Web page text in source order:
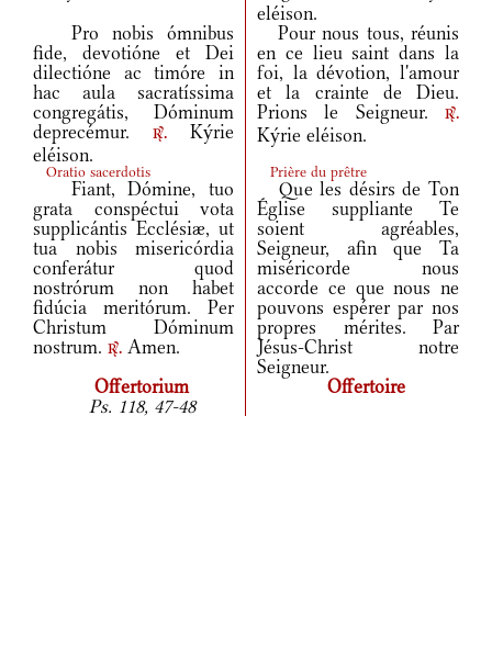
eléison.
Pro nobis ómnibus
fide, devotióne et Dei
dilectióne ac timóre in
hac aula sacratíssima
congregátis, Dóminum
deprecémur.
r.
Kýrie
eléison.
Pour nous tous, réunis
en ce lieu saint dans la
foi, la dévotion, l'amour
et la crainte de Dieu.
Prions le Seigneur.
r.
Kýrie eléison.
Oratio sacerdotis Prière du prêtre
Fiant, Dómine, tuo
grata conspéctui vota
supplicántis Ecclésiæ, ut
tua nobis misericórdia
conferátur quod
nostrórum non habet
fidúcia meritórum. Per
Christum Dóminum
nostrum. r. Amen.
Que les désirs de Ton
Église suppliante Te
soient agréables,
Seigneur, afin que Ta
miséricorde nous
accorde ce que nous ne
pouvons espérer par nos
propres mérites. Par
Jésus-Christ notre
Seigneur.
Offertorium
Offertoire
Ps. 118, 47-48